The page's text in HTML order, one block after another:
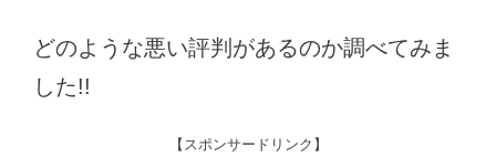
どのような悪い評判があるのか調べてみま
した!!
【スポンサードリンク】